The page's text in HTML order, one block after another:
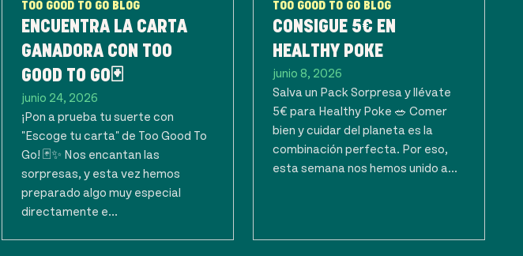
TOO GOOD TO GO BLOG
ENCUENTRA LA CARTA
GANADORA CON TOO
GOOD TO GO🃏
junio 24, 2026
¡Pon a prueba tu suerte con
"Escoge tu carta" de Too Good To
Go! 🃏✨ Nos encantan las
sorpresas, y esta vez hemos
preparado algo muy especial
directamente e...
TOO GOOD TO GO BLOG
CONSIGUE 5€ EN
HEALTHY POKE
junio 8, 2026
Salva un Pack Sorpresa y llévate
5€ para Healthy Poke 🥗 Comer
bien y cuidar del planeta es la
combinación perfecta. Por eso,
esta semana nos hemos unido a...